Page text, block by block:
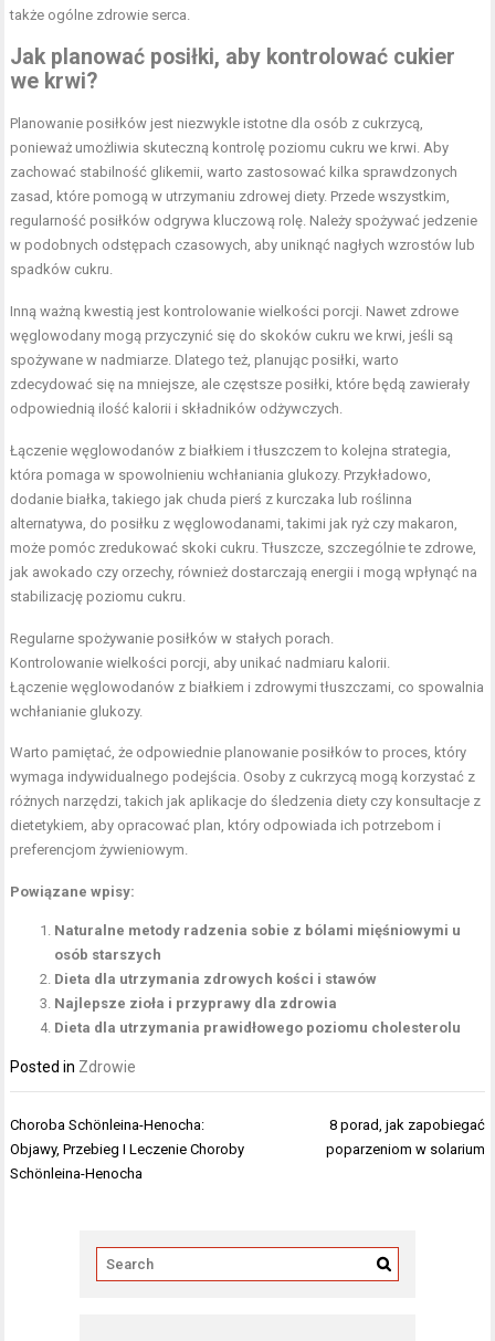
także ogólne zdrowie serca.
Jak planować posiłki, aby kontrolować cukier
we krwi?
Planowanie posiłków jest niezwykle istotne dla osób z cukrzycą,
ponieważ umożliwia skuteczną kontrolę poziomu cukru we krwi. Aby
zachować stabilność glikemii, warto zastosować kilka sprawdzonych
zasad, które pomogą w utrzymaniu zdrowej diety. Przede wszystkim,
regularność posiłków odgrywa kluczową rolę. Należy spożywać jedzenie
w podobnych odstępach czasowych, aby uniknąć nagłych wzrostów lub
spadków cukru.
Inną ważną kwestią jest kontrolowanie wielkości porcji. Nawet zdrowe
węglowodany mogą przyczynić się do skoków cukru we krwi, jeśli są
spożywane w nadmiarze. Dlatego też, planując posiłki, warto
zdecydować się na mniejsze, ale częstsze posiłki, które będą zawierały
odpowiednią ilość kalorii i składników odżywczych.
Łączenie węglowodanów z białkiem i tłuszczem to kolejna strategia,
która pomaga w spowolnieniu wchłaniania glukozy. Przykładowo,
dodanie białka, takiego jak chuda pierś z kurczaka lub roślinna
alternatywa, do posiłku z węglowodanami, takimi jak ryż czy makaron,
może pomóc zredukować skoki cukru. Tłuszcze, szczególnie te zdrowe,
jak awokado czy orzechy, również dostarczają energii i mogą wpłynąć na
stabilizację poziomu cukru.
Regularne spożywanie posiłków w stałych porach.
Kontrolowanie wielkości porcji, aby unikać nadmiaru kalorii.
Łączenie węglowodanów z białkiem i zdrowymi tłuszczami, co spowalnia
wchłanianie glukozy.
Warto pamiętać, że odpowiednie planowanie posiłków to proces, który
wymaga indywidualnego podejścia. Osoby z cukrzycą mogą korzystać z
różnych narzędzi, takich jak aplikacje do śledzenia diety czy konsultacje z
dietetykiem, aby opracować plan, który odpowiada ich potrzebom i
preferencjom żywieniowym.
Powiązane wpisy:
Naturalne metody radzenia sobie z bólami mięśniowymi u
osób starszych
Dieta dla utrzymania zdrowych kości i stawów
Najlepsze zioła i przyprawy dla zdrowia
Dieta dla utrzymania prawidłowego poziomu cholesterolu
Posted in Zdrowie
Nawigacja
wpisu
Choroba Schönleina-Henocha:
Objawy, Przebieg I Leczenie Choroby
Schönleina-Henocha
8 porad, jak zapobiegać
poparzeniom w solarium